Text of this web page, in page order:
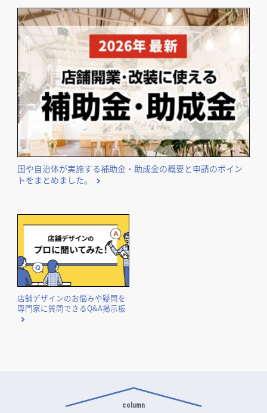
国や自治体が実施する補助金・助成金の概要と申請のポイン
トをまとめました。
店舗デザインのお悩みや疑問を
専門家に質問できるQ&A掲示板
column